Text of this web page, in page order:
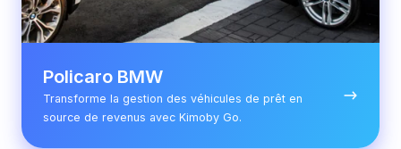
Policaro BMW
Transforme la gestion des véhicules de prêt en
source de revenus avec Kimoby Go.